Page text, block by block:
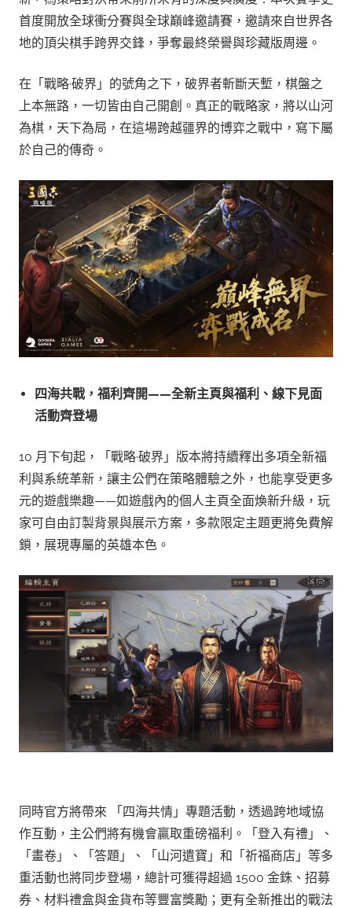
首度開放全球衝分賽與全球巔峰邀請賽，邀請來自世界各
地的頂尖棋手跨界交鋒，爭奪最終榮譽與珍藏版周邊。
在「戰略·破界」的號角之下，破界者斬斷天塹，棋盤之
上本無路，一切皆由自己開創。真正的戰略家，將以山河
為棋，天下為局，在這場跨越疆界的博弈之戰中，寫下屬
於自己的傳奇。
四海共戰，福利齊開——全新主頁與福利、線下見面
活動齊登場
10 月下旬起，「戰略·破界」版本將持續釋出多項全新福
利與系統革新，讓主公們在策略體驗之外，也能享受更多
元的遊戲樂趣——如遊戲內的個人主頁全面煥新升級，玩
家可自由訂製背景與展示方案，多款限定主題更將免費解
鎖，展現專屬的英雄本色。
同時官方將帶來 「四海共情」專題活動，透過跨地域協
作互動，主公們將有機會贏取重磅福利。「登入有禮」、
「畫卷」、「答題」、「山河遺寶」和「祈福商店」等多
重活動也將同步登場，總計可獲得超過 1500 金銖、招募
券、材料禮盒與金貨布等豐富獎勵；更有全新推出的戰法